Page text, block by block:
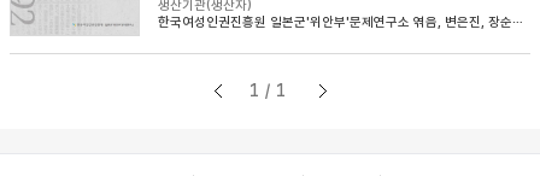
생산기관(생산자)
한국여성인권진흥원 일본군'위안부'문제연구소 엮음, 변은진, 장순순, 이태규 옮김
1/1
Footer